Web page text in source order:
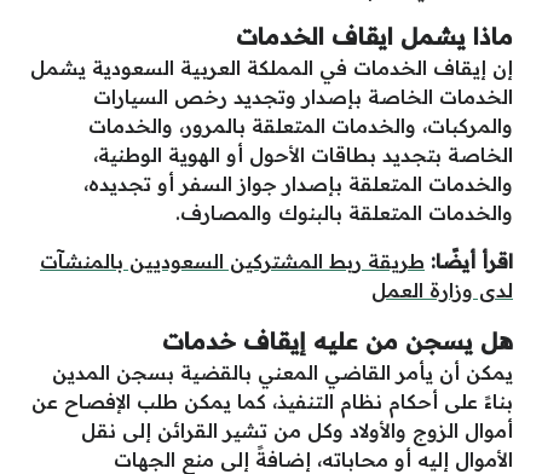
ماذا يشمل ايقاف الخدمات
إن إيقاف الخدمات في المملكة العربية السعودية يشمل
الخدمات الخاصة بإصدار وتجديد رخص السيارات
والمركبات، والخدمات المتعلقة بالمرور، والخدمات
الخاصة بتجديد بطاقات الأحول أو الهوية الوطنية،
والخدمات المتعلقة بإصدار جواز السفر أو تجديده،
والخدمات المتعلقة بالبنوك والمصارف.
اقرأ أيضًا: طريقة ربط المشتركين السعوديين بالمنشآت
لدى وزارة العمل
هل يسجن من عليه إيقاف خدمات
يمكن أن يأمر القاضي المعني بالقضية بسجن المدين
بناءً على أحكام نظام التنفيذ، كما يمكن طلب الإفصاح عن
أموال الزوج والأولاد وكل من تشير القرائن إلى نقل
الأموال إليه أو محاباته، إضافةً إلى منع الجهات